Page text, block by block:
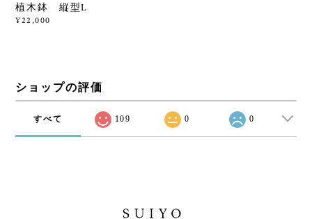
植木鉢 縦型L
¥22,000
ショップの評価
すべて 109 0 0